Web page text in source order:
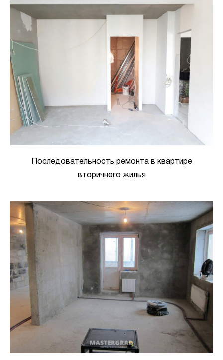
Последовательность ремонта в квартире
вторичного жилья